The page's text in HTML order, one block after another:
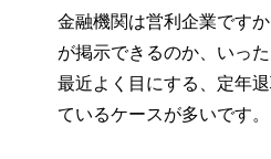
金融機関は営利企業です
が掲示できるのか、いっ
最近よく目にする、定年
ているケースが多いです。